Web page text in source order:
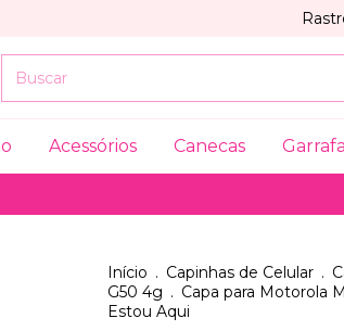
Acessórios Canecas
Início . Capinhas de Celular .
G50 4g . Capa para Motorola
Estou Aqui